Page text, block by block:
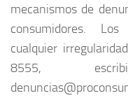
mecanismos de
consumidores.
cualquier
8555,